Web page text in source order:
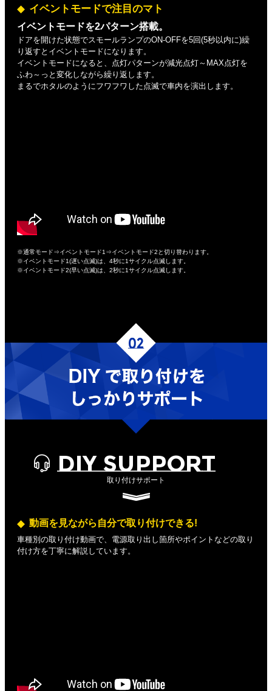
イベントモードで注目のマト
イベントモードを2パターン搭載。
ドアを開けた状態でスモールランプのON-OFFを5回(5秒以内に)繰
り返すとイベントモードになります。
イベントモードになると、点灯パターンが減光点灯～MAX点灯を
ふわ～っと変化しながら繰り返します。
まるでホタルのようにフワフワした点滅で車内を演出します。
※通常モード⇒イベントモード1⇒イベントモード2と切り替わります。
※イベントモード1(遅い点滅)は、4秒に1サイクル点滅します。
※イベントモード2(早い点滅)は、2秒に1サイクル点滅します。
DIY SUPPORT
取り付けサポート
動画を見ながら自分で取り付けできる!
車種別の取り付け動画で、電源取り出し箇所やポイントなどの取り
付け方を丁寧に解説しています。